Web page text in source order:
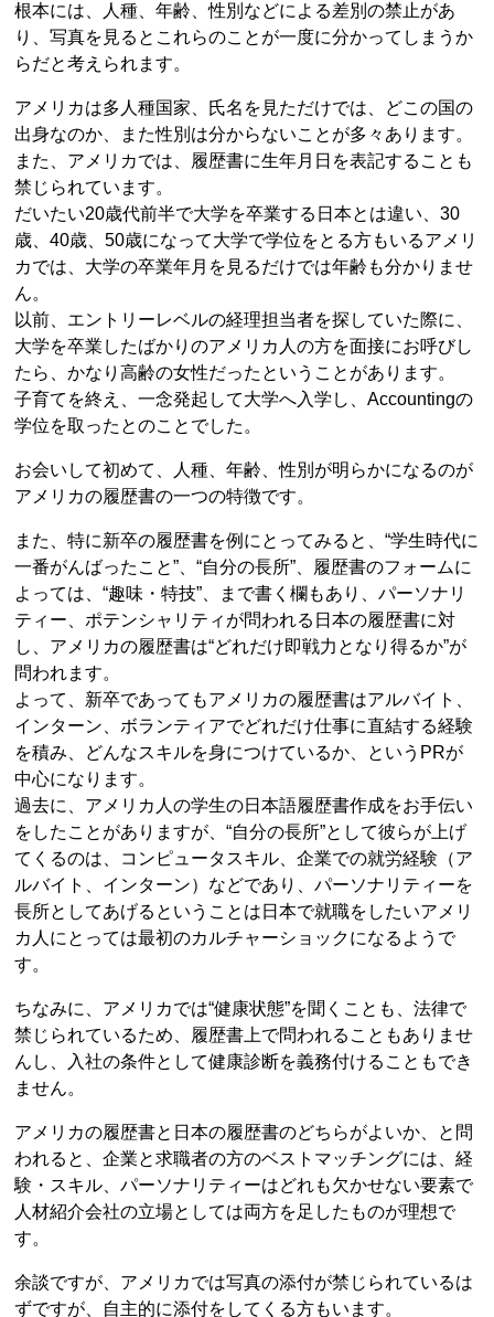
根本には、人種、年齢、性別などによる差別の禁止があ
り、写真を見るとこれらのことが一度に分かってしまうか
らだと考えられます。
アメリカは多人種国家、氏名を見ただけでは、どこの国の
出身なのか、また性別は分からないことが多々あります。
また、アメリカでは、履歴書に生年月日を表記することも
禁じられています。
だいたい20歳代前半で大学を卒業する日本とは違い、30
歳、40歳、50歳になって大学で学位をとる方もいるアメリ
カでは、大学の卒業年月を見るだけでは年齢も分かりませ
ん。
以前、エントリーレベルの経理担当者を探していた際に、
大学を卒業したばかりのアメリカ人の方を面接にお呼びし
たら、かなり高齢の女性だったということがあります。
子育てを終え、一念発起して大学へ入学し、Accountingの
学位を取ったとのことでした。
お会いして初めて、人種、年齢、性別が明らかになるのが
アメリカの履歴書の一つの特徴です。
また、特に新卒の履歴書を例にとってみると、“学生時代に
一番がんばったこと”、“自分の長所”、履歴書のフォームに
よっては、“趣味・特技”、まで書く欄もあり、パーソナリ
ティー、ポテンシャリティが問われる日本の履歴書に対
し、アメリカの履歴書は“どれだけ即戦力となり得るか”が
問われます。
よって、新卒であってもアメリカの履歴書はアルバイト、
インターン、ボランティアでどれだけ仕事に直結する経験
を積み、どんなスキルを身につけているか、というPRが
中心になります。
過去に、アメリカ人の学生の日本語履歴書作成をお手伝い
をしたことがありますが、“自分の長所”として彼らが上げ
てくるのは、コンピュータスキル、企業での就労経験（ア
ルバイト、インターン）などであり、パーソナリティーを
長所としてあげるということは日本で就職をしたいアメリ
カ人にとっては最初のカルチャーショックになるようで
す。
ちなみに、アメリカでは“健康状態”を聞くことも、法律で
禁じられているため、履歴書上で問われることもありませ
んし、入社の条件として健康診断を義務付けることもでき
ません。
アメリカの履歴書と日本の履歴書のどちらがよいか、と問
われると、企業と求職者の方のベストマッチングには、経
験・スキル、パーソナリティーはどれも欠かせない要素で
人材紹介会社の立場としては両方を足したものが理想で
す。
余談ですが、アメリカでは写真の添付が禁じられているは
ずですが、自主的に添付をしてくる方もいます。